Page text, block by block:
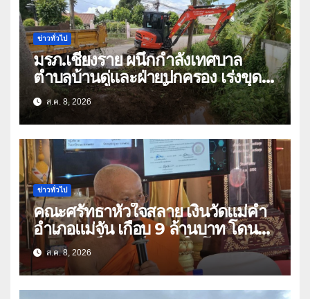
ข่าวทั่วไป
มรภ.เชียงราย ผนึกกำลังเทศบาล
ตำบลบ้านดู่และฝ่ายปกครอง เร่งขุด
ลอกสิ่งกีดขวางทางน้ำ ป้องกันและลด
ปัญหาน้ำท่วม
ส.ค. 8, 2026
ข่าวทั่วไป
คณะศรัทธาหัวใจสลาย เงินวัดแม่คำ
อำเภอแม่จัน เกือบ 9 ล้านบาท โดน
แก๊งคอลเซ็นเตอร์หลอกให้โอนข้ามปีก
ว่า 66 บัญชี
ส.ค. 8, 2026